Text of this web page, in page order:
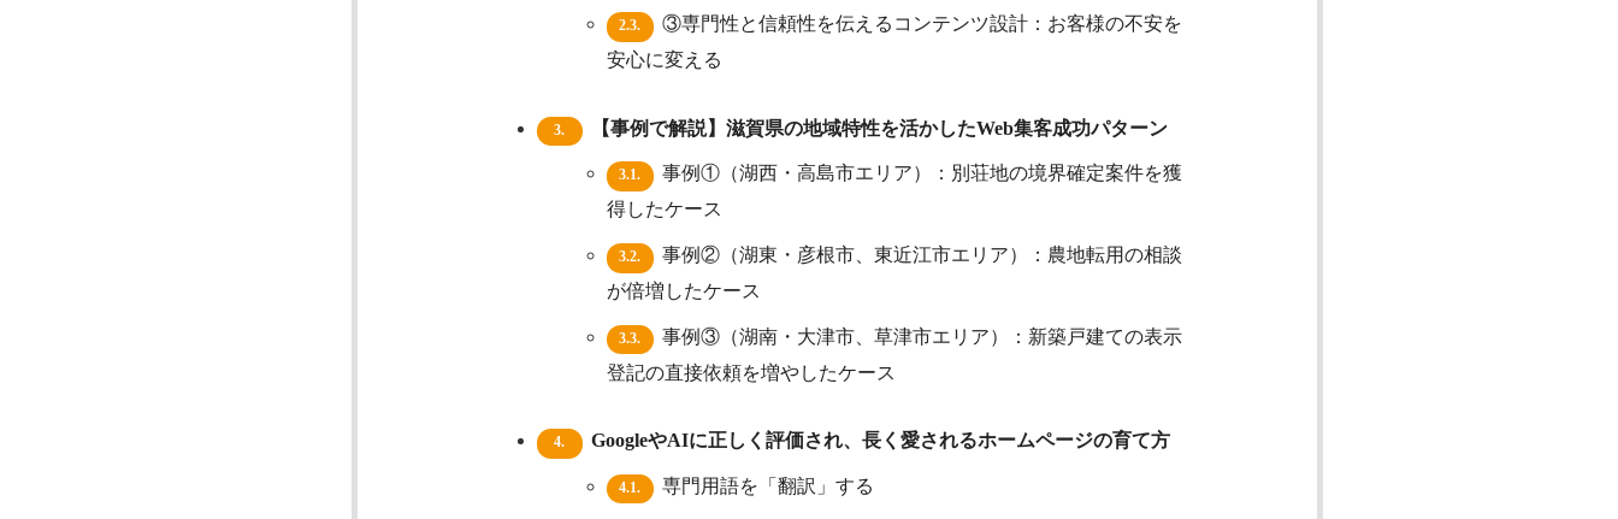
2.3.
③専門性と信頼性を伝えるコンテンツ設計：お客様の不安を
安心に変える
3. 【事例で解説】滋賀県の地域特性を活かしたWeb集客成功パターン
3.1.
事例①（湖西・高島市エリア）：別荘地の境界確定案件を獲
得したケース
3.2.
事例②（湖東・彦根市、東近江市エリア）：農地転用の相談
が倍増したケース
3.3.
事例③（湖南・大津市、草津市エリア）：新築戸建ての表示
登記の直接依頼を増やしたケース
4. GoogleやAIに正しく評価され、長く愛されるホームページの育て方
4.1. 専門用語を「翻訳」する